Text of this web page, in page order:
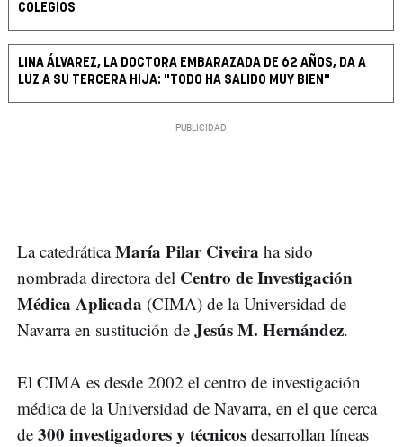
COLEGIOS
LINA ÁLVAREZ, LA DOCTORA EMBARAZADA DE 62 AÑOS, DA A
LUZ A SU TERCERA HIJA: "TODO HA SALIDO MUY BIEN"
La catedráticaMaría Pilar Civeira ha sido
nombrada directora del Centro de Investigación
Médica Aplicada (CIMA) de la Universidad de
Navarra en sustitución de Jesús M. Hernández.
El CIMA es desde 2002 el centro de investigación
médica de la Universidad de Navarra, en el que cerca
de 300 investigadores y técnicos desarrollan líneas